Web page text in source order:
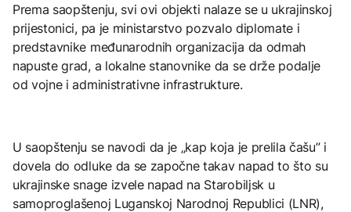
Prema saopštenju, svi ovi objekti nalaze se u ukrajinskoj
prijestonici, pa je ministarstvo pozvalo diplomate i
predstavnike međunarodnih organizacija da odmah
napuste grad, a lokalne stanovnike da se drže podalje
od vojne i administrativne infrastrukture.
U saopštenju se navodi da je „kap koja je prelila čašu” i
dovela do odluke da se započne takav napad to što su
ukrajinske snage izvele napad na Starobiljsk u
samoproglašenoj Luganskoj Narodnoj Republici (LNR),